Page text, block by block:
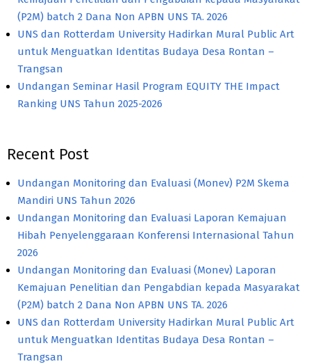
(P2M) batch 2 Dana Non APBN UNS TA. 2026
UNS dan Rotterdam University Hadirkan Mural Public Art
untuk Menguatkan Identitas Budaya Desa Rontan –
Trangsan
Undangan Seminar Hasil Program EQUITY THE Impact
Ranking UNS Tahun 2025-2026
Recent Post
Undangan Monitoring dan Evaluasi (Monev) P2M Skema
Mandiri UNS Tahun 2026
Undangan Monitoring dan Evaluasi Laporan Kemajuan
Hibah Penyelenggaraan Konferensi Internasional Tahun
2026
Undangan Monitoring dan Evaluasi (Monev) Laporan
Kemajuan Penelitian dan Pengabdian kepada Masyarakat
(P2M) batch 2 Dana Non APBN UNS TA. 2026
UNS dan Rotterdam University Hadirkan Mural Public Art
untuk Menguatkan Identitas Budaya Desa Rontan –
Trangsan